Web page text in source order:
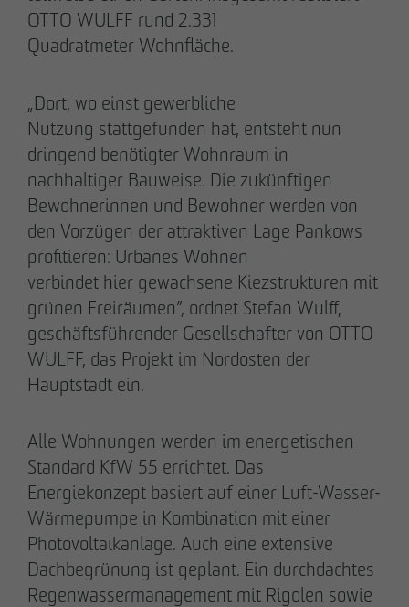
OTTO WULFF rund 2.331
Quadratmeter Wohnfläche.
„Dort, wo einst gewerbliche
Nutzung stattgefunden hat, entsteht nun
dringend benötigter Wohnraum in
nachhaltiger Bauweise. Die zukünftigen
Bewohnerinnen und Bewohner werden von
den Vorzügen der attraktiven Lage Pankows
profitieren: Urbanes Wohnen
verbindet hier gewachsene Kiezstrukturen mit
grünen Freiräumen”, ordnet Stefan Wulff,
geschäftsführender Gesellschafter von OTTO
WULFF, das Projekt im Nordosten der
Hauptstadt ein.
Alle Wohnungen werden im energetischen
Standard KfW 55 errichtet. Das
Energiekonzept basiert auf einer Luft-Wasser-
Wärmepumpe in Kombination mit einer
Photovoltaikanlage. Auch eine extensive
Dachbegrünung ist geplant. Ein durchdachtes
Regenwassermanagement mit Rigolen sowie
20.03.2026
9 Jahre nach Beginn des B-Plan-Verfahrens:
OTTO WULFF setzt symbolischen Spatenstich
für FRIEDRICHS VIER im Randelpark